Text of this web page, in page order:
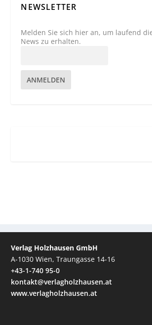
NEWSLETTER
Melden Sie sich hier an, um laufend
News zu erhalten.
ANMELDEN
Verlag Holzhausen GmbH
A-1030 Wien, Traungasse 14-16
+43-1-740 95-0
kontakt@verlagholzhausen.at
www.verlagholzhausen.at